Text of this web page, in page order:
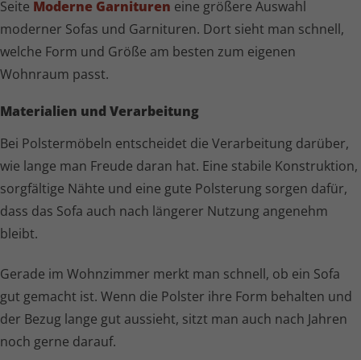
Seite Moderne Garnituren eine größere Auswahl
moderner Sofas und Garnituren. Dort sieht man schnell,
welche Form und Größe am besten zum eigenen
Wohnraum passt.
Materialien und Verarbeitung
Bei Polstermöbeln entscheidet die Verarbeitung darüber,
wie lange man Freude daran hat. Eine stabile Konstruktion,
sorgfältige Nähte und eine gute Polsterung sorgen dafür,
dass das Sofa auch nach längerer Nutzung angenehm
bleibt.
Gerade im Wohnzimmer merkt man schnell, ob ein Sofa
gut gemacht ist. Wenn die Polster ihre Form behalten und
der Bezug lange gut aussieht, sitzt man auch nach Jahren
noch gerne darauf.